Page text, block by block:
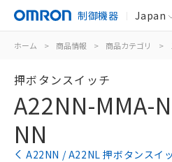
制御機器 Japan
ホーム > 商品情報 > 商品カテゴリ >
押ボタンスイッチ
A22NN-MMA-
NN
A22NN / A22NL 押ボタンスイ